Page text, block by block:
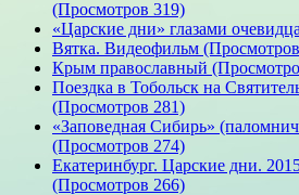
(Просмотров 319)
«Царские дни» глазами
Вятка. Видеофильм
Крым православный
Поездка в Тобольск на
(Просмотров 281)
«Заповедная Сибирь»
(Просмотров 274)
Екатеринбург. Царские дни.
(Просмотров 266)